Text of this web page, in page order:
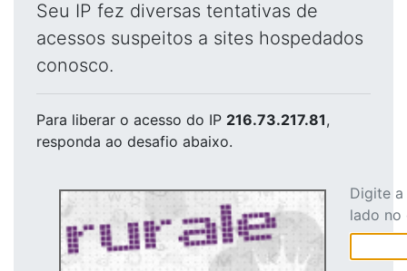
Seu IP fez diversas tentativas de
acessos suspeitos a sites hospedados
conosco.
Para liberar o acesso do IP 216.73.217.81,
responda ao desafio abaixo.
Digite
lado no